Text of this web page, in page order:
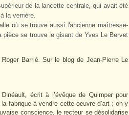
de la lancette centrale, qui avait été
la verrière.
où se trouve aussi l'ancienne maîtresse-
pièce se trouve le gisant de Yves Le Bervet
Roger Barrié. Sur le blog de Jean-Pierre Le
écrit à l’évêque de Quimper pour
fabrique à vendre cette oeuvre d’art ; on y
conscience, le recteur se désolidarise